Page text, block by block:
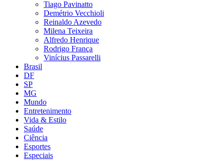
Tiago Pavinatto
Demétrio Vecchioli
Reinaldo Azevedo
Milena Teixeira
Alfredo Henrique
Rodrigo França
Vinícius Passarelli
Brasil
DF
SP
MG
Mundo
Entretenimento
Vida & Estilo
Saúde
Ciência
Esportes
Especiais